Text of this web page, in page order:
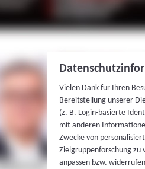
Vielen Dank für Ihren
Bereitstellung unserer
(z. B. Login-basierte
mit anderen
Zwecke von
Zielgruppenforschung zu
anpassen bzw.